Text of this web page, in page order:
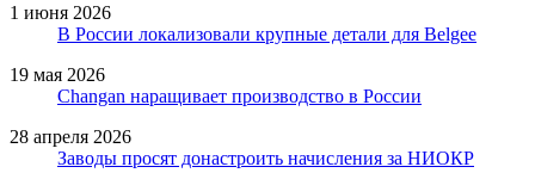
1 июня 2026
В России локализовали крупные детали для Belgee
19 мая 2026
Changan наращивает производство в России
28 апреля 2026
Заводы просят донастроить начисления за НИОКР